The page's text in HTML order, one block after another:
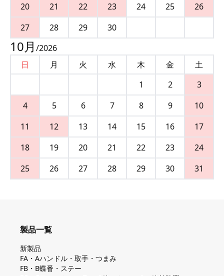
20
21 22 23 24 25
26
27
28 29 30
10月 /2026
日
月 火 水 木 金
土
1
2
3
4
5 6 7 8 9
10
11
12 13 14 15 16
17
18
19 20 21 22 23
24
25
26 27 28 29 30 31
製品一覧
新製品
FA・Aハンドル・取手・つまみ
FB・B蝶番・ステー